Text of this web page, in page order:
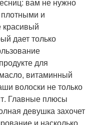
плотными и
красивый
дает только
для
витаминный
волоски не только
Главные плюсы
девушка захочет